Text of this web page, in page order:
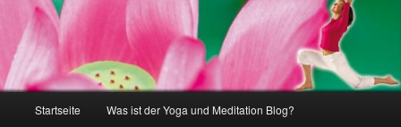
Startseite Was ist der Yoga und Meditation Blog?